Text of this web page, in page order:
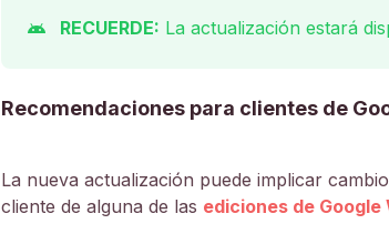
RECUERDE: La actualización estará
Recomendaciones para clientes de
La nueva actualización puede implicar
cliente de alguna de las ediciones de Google